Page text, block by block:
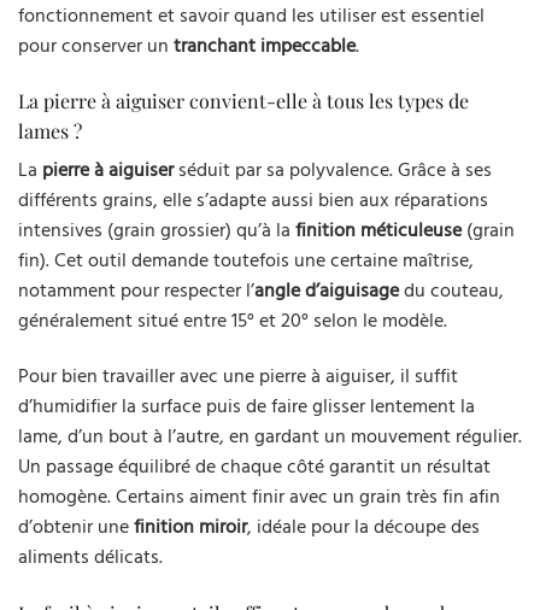
fonctionnement et savoir quand les utiliser est essentiel
pour conserver un tranchant impeccable.
La pierre à aiguiser convient-elle à tous les types de
lames ?
La pierre à aiguiserséduit par sa polyvalence. Grâce à ses
différents grains, elle s’adapte aussi bien aux réparations
intensives (grain grossier) qu’à la finition méticuleuse(grain
fin). Cet outil demande toutefois une certaine maîtrise,
notamment pour respecter l’angle d’aiguisagedu couteau,
généralement situé entre 15° et 20° selon le modèle.
Pour bien travailler avec une pierre à aiguiser, il suffit
d’humidifier la surface puis de faire glisser lentement la
lame, d’un bout à l’autre, en gardant un mouvement régulier.
Un passage équilibré de chaque côté garantit un résultat
homogène. Certains aiment finir avec un grain très fin afin
d’obtenir unefinition miroir, idéale pour la découpe des
aliments délicats.